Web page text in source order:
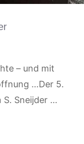
– und mit
…Der 5.
S. Sneijder …